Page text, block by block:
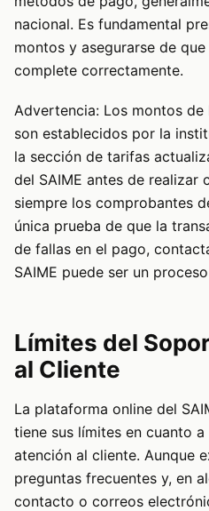
nacional. Es fundamental
montos y asegurarse de
complete correctamente.
Advertencia: Los montos
son establecidos por la
la sección de tarifas
del SAIME antes de realizar
siempre los comprobantes
única prueba de que la
de fallas en el pago,
SAIME puede ser un
Límites del
al Cliente
La plataforma online del
tiene sus límites en cuanto
atención al cliente. Aunque
preguntas frecuentes y, en
contacto o correos